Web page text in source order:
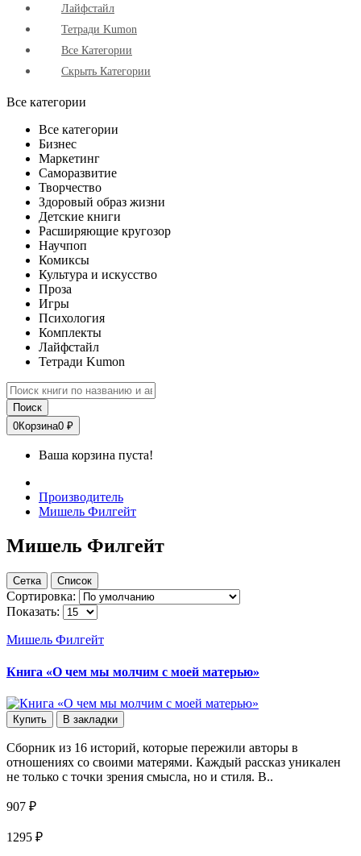
Лайфстайл
Тетради Kumon
Все Категории
Скрыть Категории
Все категории
Все категории
Бизнес
Маркетинг
Саморазвитие
Творчество
Здоровый образ жизни
Детские книги
Расширяющие кругозор
Научпоп
Комиксы
Культура и искусство
Проза
Игры
Психология
Комплекты
Лайфстайл
Тетради Kumon
Поиск
0Корзина0 ₽
Ваша корзина пуста!
Производитель
Мишель Филгейт
Мишель Филгейт
Сетка Список
Сортировка:
Показать:
Мишель Филгейт
Книга «О чем мы молчим с моей матерью»
Купить В закладки
Сборник из 16 историй, которые пережили авторы в
отношениях со своими матерями. Каждый рассказ уникален
не только с точки зрения смысла, но и стиля. В..
907 ₽
1295 ₽